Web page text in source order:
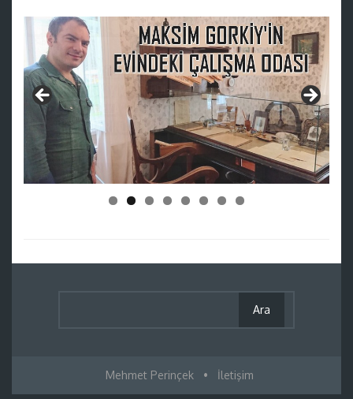
Mehmet Perinçek • İletişim